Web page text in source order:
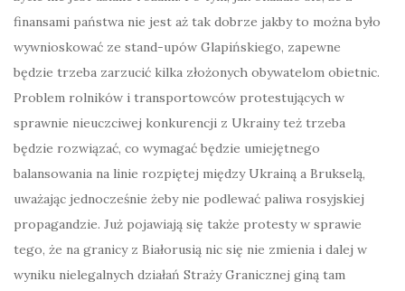
finansami państwa nie jest aż tak dobrze jakby to można było
wywnioskować ze stand-upów Glapińskiego, zapewne
będzie trzeba zarzucić kilka złożonych obywatelom obietnic.
Problem rolników i transportowców protestujących w
sprawnie nieuczciwej konkurencji z Ukrainy też trzeba
będzie rozwiązać, co wymagać będzie umiejętnego
balansowania na linie rozpiętej między Ukrainą a Brukselą,
uważając jednocześnie żeby nie podlewać paliwa rosyjskiej
propagandzie. Już pojawiają się także protesty w sprawie
tego, że na granicy z Białorusią nic się nie zmienia i dalej w
wyniku nielegalnych działań Straży Granicznej giną tam